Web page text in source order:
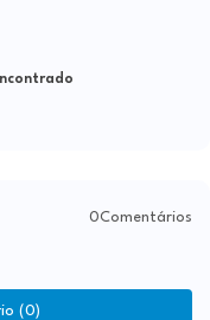
0Comentários
(0)